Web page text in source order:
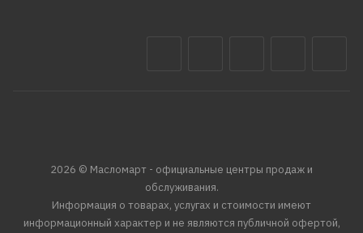
2026 © Масломарт - официальные центры продаж и
обслуживания.
Информация о товарах, услугах и стоимости имеют
информационный характер и не являются публичной офертой,